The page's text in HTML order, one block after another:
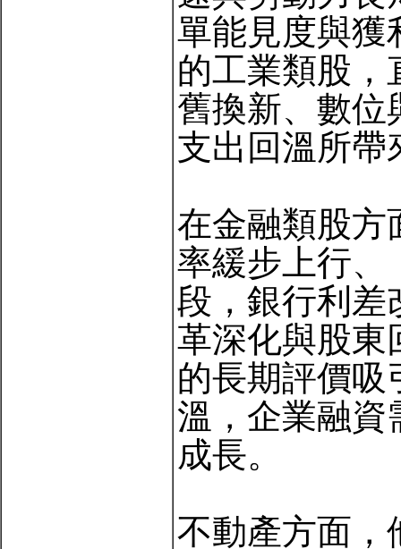
單能見度與獲
的工業類股，
舊換新、數位
支出回溫所帶
在金融類股方
率緩步上行、
段，銀行利差
革深化與股東
的長期評價吸
溫，企業融資
成長。
不動產方面，